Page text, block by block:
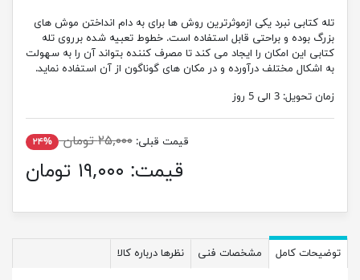
تله کتابی نبرد یکی ازموثرترین روش ها برای به دام انداختن موش های
بزرگ بوده و براحتی قابل استفاده است. خطوط تعبیه شده برروی تله
کتابی این امکان را ایجاد می کند تا مصرف کننده بتواند آن را به سهولت
به اشکال مختلف درآورده و در مکان های گوناگون از آن استفاده نماید.
زمان تحویل: 3 الی 5 روز
قیمت قبلی: ۲۵,۰۰۰ تومان ۲۴%
قیمت: ۱۹,۰۰۰ تومان
توضیحات کامل مشخصات فنی نظرها درباره کالا